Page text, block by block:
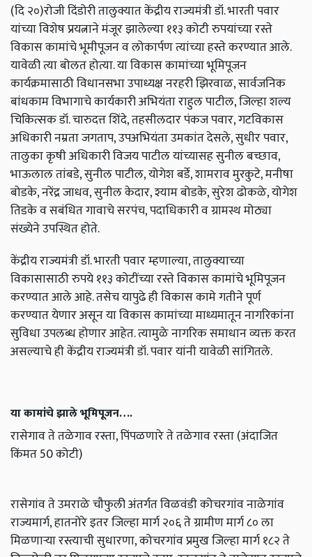
(दि २०)रोजी दिंडोरी तालुक्यात केंद्रीय राज्यमंत्री डॉ. भारती पवार
यांच्या विशेष प्रयत्नाने मंजूर झालेल्या ११३ कोटी रुपयांच्या रस्ते
विकास कामांचे भूमीपूजन व लोकार्पण त्यांच्या हस्ते करण्यात आले.
यावेळी त्या बोलत होत्या. या विकास कामांच्या भूमिपूजन
कार्यक्रमासाठी विधानसभा उपाध्यक्ष नरहरी झिरवाळ, सार्वजनिक
बांधकाम विभागाचे कार्यकारी अभियंता राहुल पाटील, जिल्हा शल्य
चिकित्सक डॉ. चारुदत्त शिंदे, तहसीलदार पंकज पवार, गटविकास
अधिकारी नम्रता जगताप, उपअभियंता उमकांत देसले, सुधीर पवार,
तालुका कृषी अधिकारी विजय पाटील यांच्यासह सुनील बच्छाव,
भाऊलाल तांबडे, सुनील पाटील, योगेश बर्डे, शामराव मुरकुटे, मनीषा
बोडके, नरेंद्र जाधव, सुनील केदार, श्याम बोडके, सुरेश ढोकळे, योगेश
तिडके व सबंधित गावाचे सरपंच, पदाधिकारी व ग्रामस्थ मोठ्या
संख्येने उपस्थित होते.
केंद्रीय राज्यमंत्री डॉ. भारती पवार म्हणाल्या, तालुक्याच्या
विकासासाठी रुपये ११३ कोटींच्या रस्ते विकास कामांचे भूमिपूजन
करण्यात आले आहे. तसेच यापुढे ही विकास कामे गतीने पूर्ण
करण्यात येणार असून या विकास कामांच्या माध्यमातून नागरिकांना
सुविधा उपलब्ध होणार आहेत. त्यामुळे नागरिक समाधान व्यक्त करत
असल्याचे ही केंद्रीय राज्यमंत्री डॉ. पवार यांनी यावेळी सांगितले.
या कामांचे झाले भूमिपूजन….
रासेगाव ते तळेगाव रस्ता, पिंपळणारे ते तळेगाव रस्ता (अंदाजित
किंमत 50 कोटी)
रासेगांव ते उमराळे चौफुली अंतर्गत विळवंडी कोचरगांव नाळेगांव
राज्यमार्ग, हातनोरे इतर जिल्हा मार्ग २०६ ते ग्रामीण मार्ग ८० ला
मिळणाऱ्या रस्त्याची सुधारणा, कोचरगांव प्रमुख जिल्हा मार्ग १८२ ते